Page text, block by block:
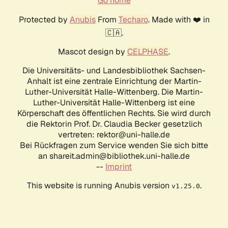
Protected by AnubisFrom Techaro. Made with ❤️ in
🇨🇦.
Mascot design by CELPHASE.
Die Universitäts- und Landesbibliothek Sachsen-
Anhalt ist eine zentrale Einrichtung der Martin-
Luther-Universität Halle-Wittenberg. Die Martin-
Luther-Universität Halle-Wittenberg ist eine
Körperschaft des öffentlichen Rechts. Sie wird durch
die Rektorin Prof. Dr. Claudia Becker gesetzlich
vertreten: rektor@uni-halle.de
Bei Rückfragen zum Service wenden Sie sich bitte
an shareit.admin@bibliothek.uni-halle.de
-- Imprint
This website is running Anubis version v1.25.0.